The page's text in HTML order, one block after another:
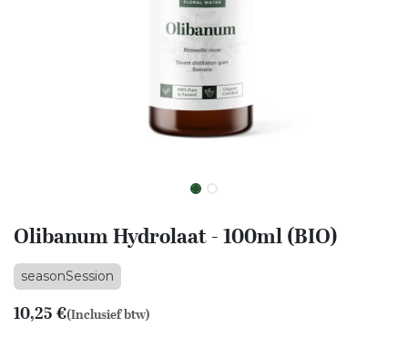
Olibanum Hydrolaat - 100ml (BIO)
seasonSession
10,25€(Inclusief btw)